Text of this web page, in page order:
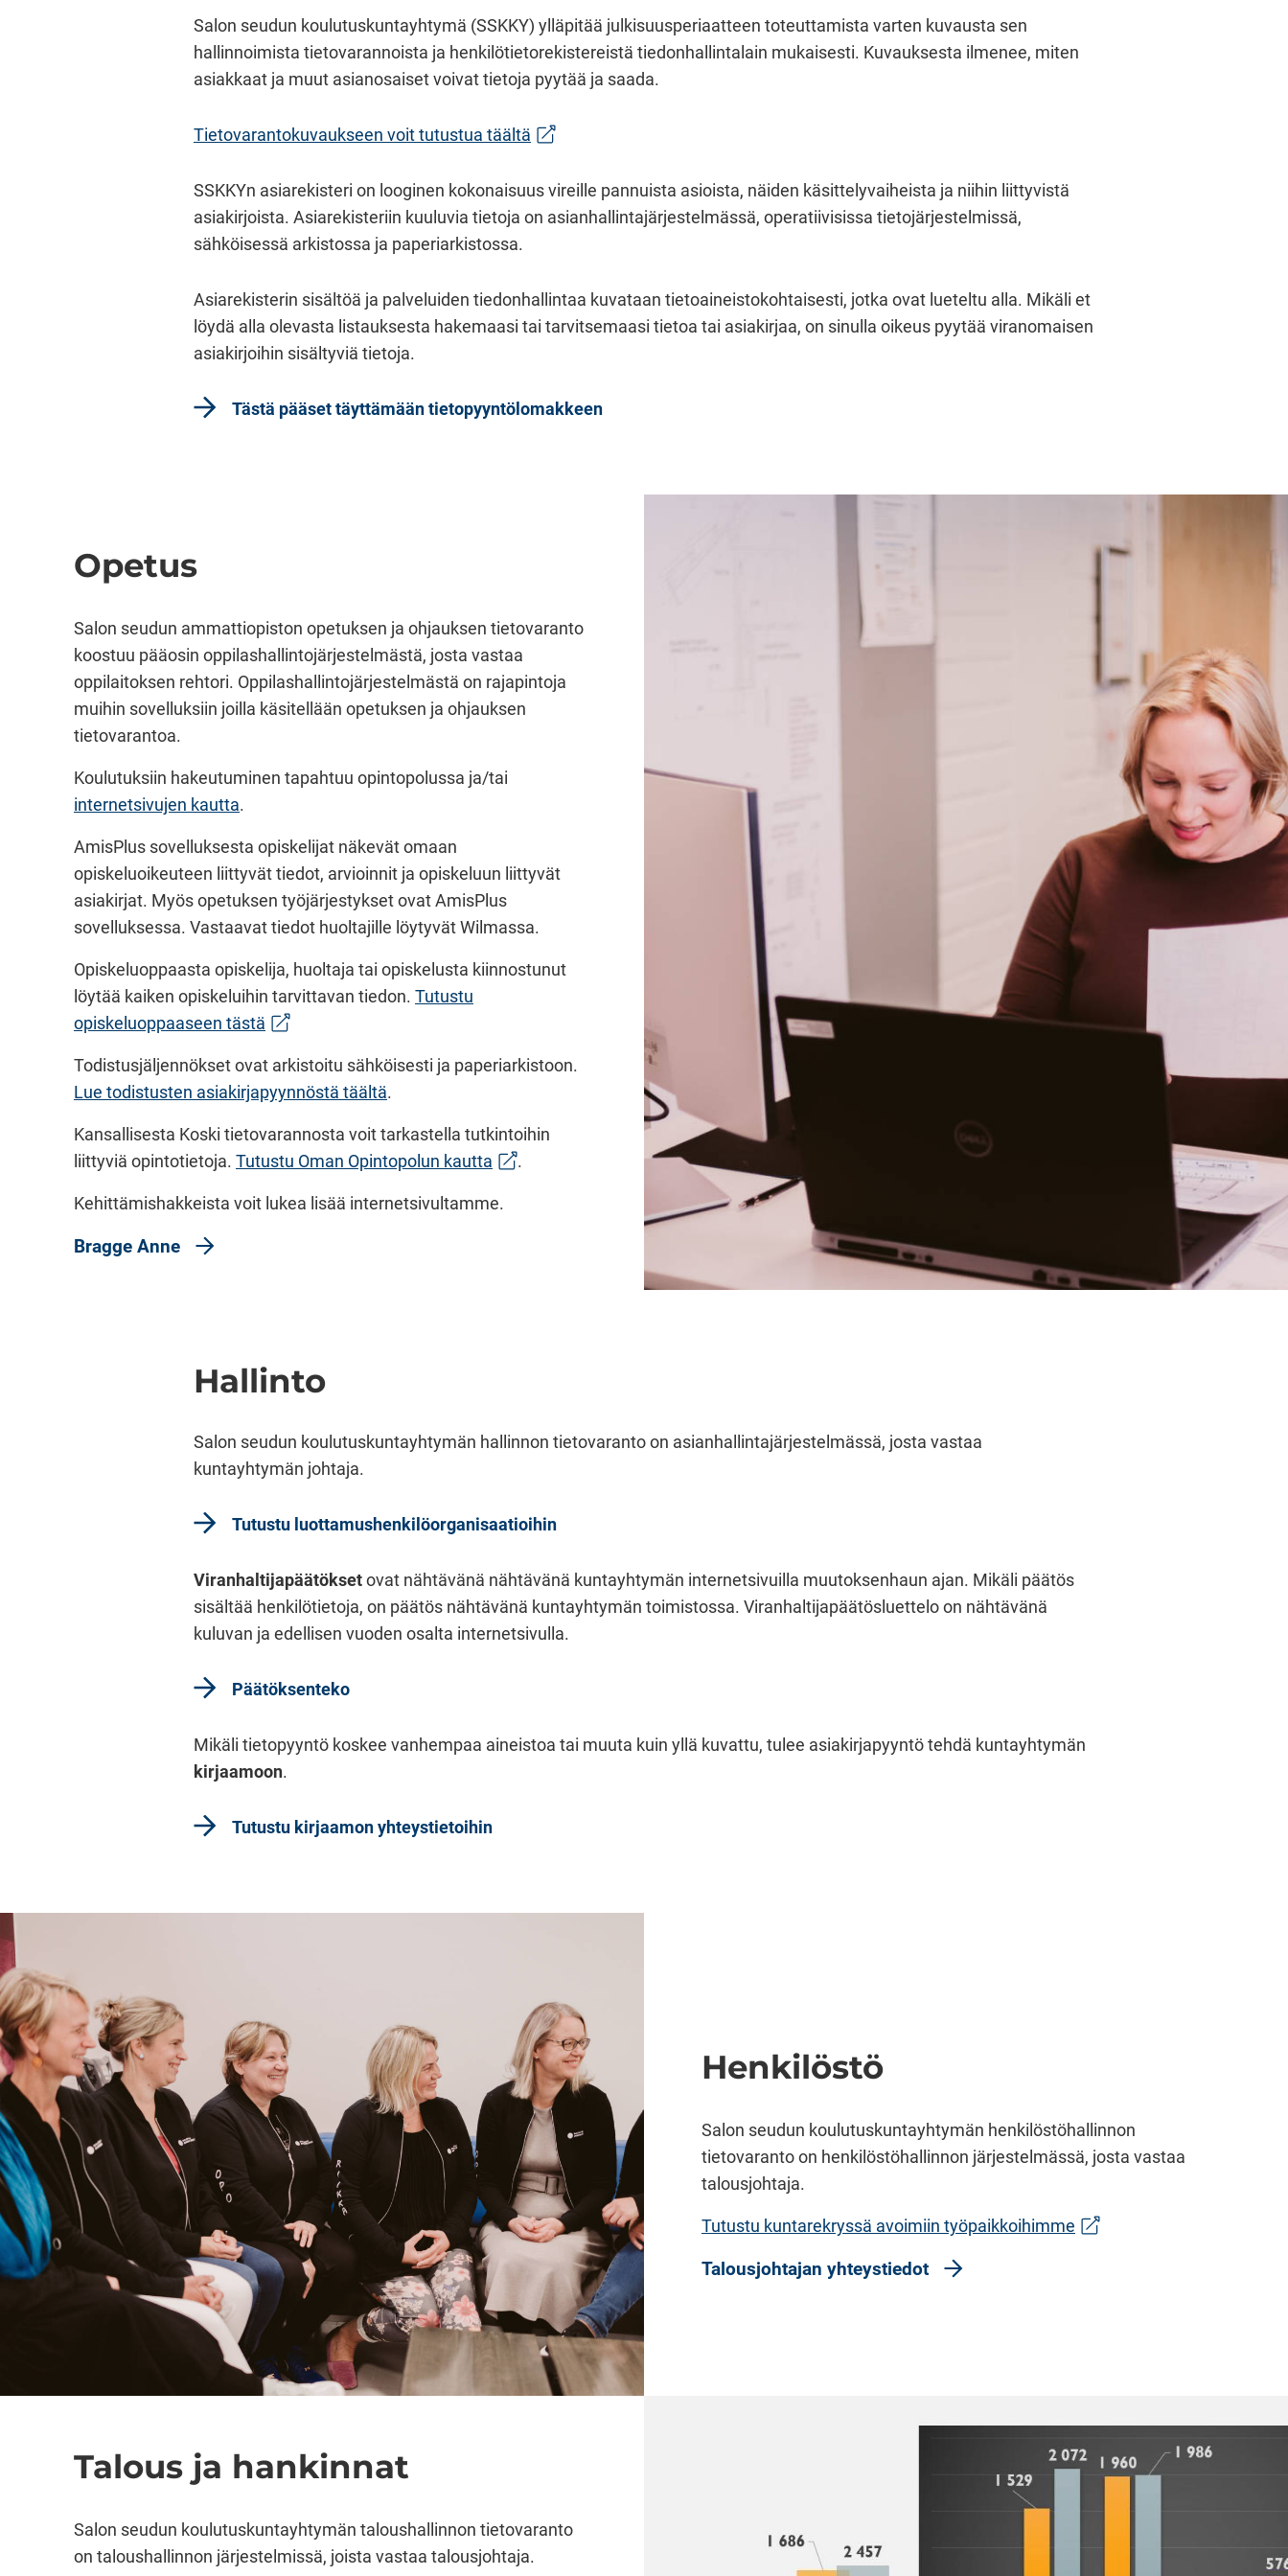
Salon seudun koulutuskuntayhtymä (SSKKY) ylläpitää julkisuusperiaatteen toteuttamista varten kuvausta sen
hallinnoimista tietovarannoista ja henkilötietorekistereistä tiedonhallintalain mukaisesti. Kuvauksesta ilmenee, miten
asiakkaat ja muut asianosaiset voivat tietoja pyytää ja saada.
Tietovarantokuvaukseen voit tutustua täältä (siirryt toiseen palveluun)
SSKKYn asiarekisteri on looginen kokonaisuus vireille pannuista asioista, näiden käsittelyvaiheista ja niihin liittyvistä
asiakirjoista. Asiarekisteriin kuuluvia tietoja on asianhallintajärjestelmässä, operatiivisissa tietojärjestelmissä,
sähköisessä arkistossa ja paperiarkistossa.
Asiarekisterin sisältöä ja palveluiden tiedonhallintaa kuvataan tietoaineistokohtaisesti, jotka ovat lueteltu alla. Mikäli et
löydä alla olevasta listauksesta hakemaasi tai tarvitsemaasi tietoa tai asiakirjaa, on sinulla oikeus pyytää viranomaisen
asiakirjoihin sisältyviä tietoja.
Tästä pääset täyttämään tietopyyntölomakkeen
Opetus
Salon seudun ammattiopiston opetuksen ja ohjauksen tietovaranto
koostuu pääosin oppilashallintojärjestelmästä, josta vastaa
oppilaitoksen rehtori. Oppilashallintojärjestelmästä on rajapintoja
muihin sovelluksiin joilla käsitellään opetuksen ja ohjauksen
tietovarantoa.
Koulutuksiin hakeutuminen tapahtuu opintopolussa ja/tai
internetsivujen kautta.
AmisPlus sovelluksesta opiskelijat näkevät omaan
opiskeluoikeuteen liittyvät tiedot, arvioinnit ja opiskeluun liittyvät
asiakirjat. Myös opetuksen työjärjestykset ovat AmisPlus
sovelluksessa. Vastaavat tiedot huoltajille löytyvät Wilmassa.
Opiskeluoppaasta opiskelija, huoltaja tai opiskelusta kiinnostunut
löytää kaiken opiskeluihin tarvittavan tiedon. Tutustu
opiskeluoppaaseen tästä (siirryt toiseen palveluun)
Todistusjäljennökset ovat arkistoitu sähköisesti ja paperiarkistoon.
Lue todistusten asiakirjapyynnöstä täältä.
Kansallisesta Koski tietovarannosta voit tarkastella tutkintoihin
liittyviä opintotietoja. Tutustu Oman Opintopolun kautta (siirryt toiseen palveluun)
.
Kehittämishakkeista voit lukea lisää internetsivultamme.
Bragge Anne
Hallinto
Salon seudun koulutuskuntayhtymän hallinnon tietovaranto on asianhallintajärjestelmässä, josta vastaa
kuntayhtymän johtaja.
Tutustu luottamushenkilöorganisaatioihin
Viranhaltijapäätöksetovat nähtävänä nähtävänä kuntayhtymän internetsivuilla muutoksenhaun ajan. Mikäli päätös
sisältää henkilötietoja, on päätös nähtävänä kuntayhtymän toimistossa. Viranhaltijapäätösluettelo on nähtävänä
kuluvan ja edellisen vuoden osalta internetsivulla.
Päätöksenteko
Mikäli tietopyyntö koskee vanhempaa aineistoa tai muuta kuin yllä kuvattu, tulee asiakirjapyyntö tehdä kuntayhtymän
kirjaamoon.
Tutustu kirjaamon yhteystietoihin
Henkilöstö
Salon seudun koulutuskuntayhtymän henkilöstöhallinnon
tietovaranto on henkilöstöhallinnon järjestelmässä, josta vastaa
talousjohtaja.
Tutustu kuntarekryssä avoimiin työpaikkoihimme (siirryt toiseen palveluun)
Talousjohtajan yhteystiedot
Talous ja hankinnat
Salon seudun koulutuskuntayhtymän taloushallinnon tietovaranto
on taloushallinnon järjestelmissä, joista vastaa talousjohtaja.